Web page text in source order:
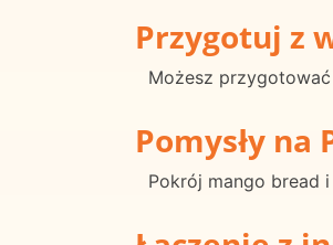
Przygotuj z
Możesz
Pomysły na
Pokrój mango bread